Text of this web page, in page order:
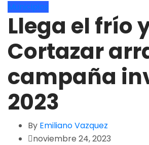
Municipios
Llega el frío
Cortazar
campaña
2023
By Emiliano Vazquez
noviembre 24, 2023